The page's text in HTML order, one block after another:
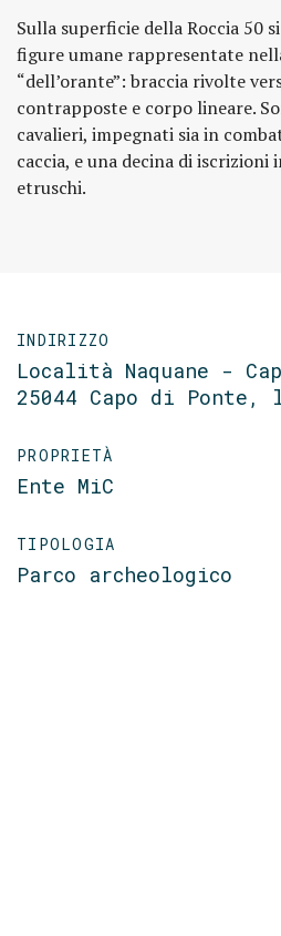
Sulla superficie della Roccia 50
figure umane rappresentate
“dell’orante”: braccia rivolte
contrapposte e corpo lineare.
cavalieri, impegnati sia in
caccia, e una decina di
etruschi.
INDIRIZZO
Località Naquane -
25044 Capo di Ponte,
PROPRIETÀ
Ente MiC
TIPOLOGIA
Parco archeologico